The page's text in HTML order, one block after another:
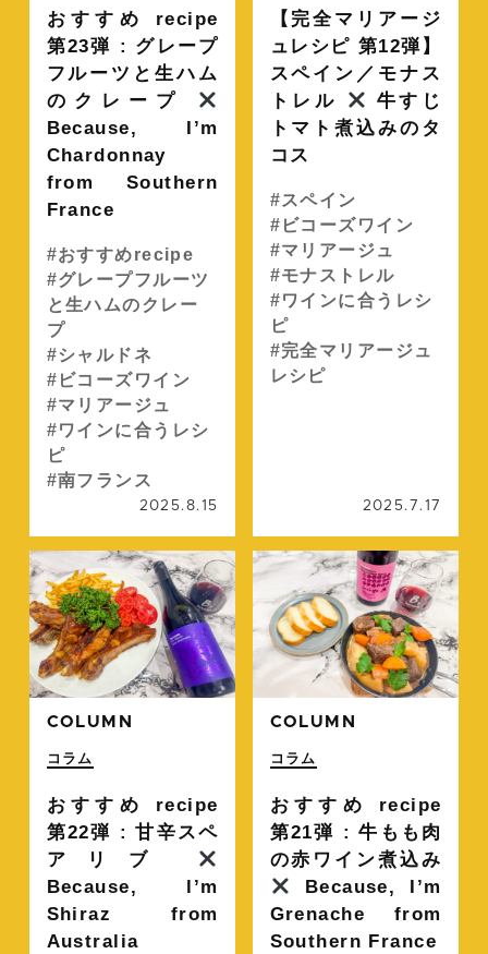
おすすめ recipe
第23弾 : グレープ
フルーツと生ハム
のクレープ
Because, I’m
Chardonnay
from Southern
France
おすすめrecipe
グレープフルーツ
と生ハムのクレー
プ
シャルドネ
ビコーズワイン
マリアージュ
ワインに合うレシ
ピ
南フランス
2025.8.15
【完全マリアージ
ュレシピ 第12弾】
スペイン／モナス
トレル
牛すじ
トマト煮込みのタ
コス
スペイン
ビコーズワイン
マリアージュ
モナストレル
ワインに合うレシ
ピ
完全マリアージュ
レシピ
2025.7.17
続きを読む
COLUMN
コラム
おすすめ recipe
第22弾 : 甘辛スペ
アリブ
Because, l’m
Shiraz from
Australia
COLUMN
コラム
おすすめ recipe
第21弾 : 牛もも肉
の赤ワイン煮込み
Because, I’m
Grenache from
Southern France